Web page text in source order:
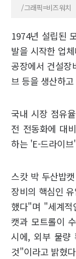
/그래픽=비즈워치
1974년 설립된
발을 시작한 업
공장에서 건설장
브 등을 생산하
국내 시장 점유
전 전동화에 대
하는 'E-드라이
스캇 박 두산밥
장비의 핵심인
했다"며 "세계적
캣과 모트롤이
시에, 외부 물량
것"이라고 밝혔